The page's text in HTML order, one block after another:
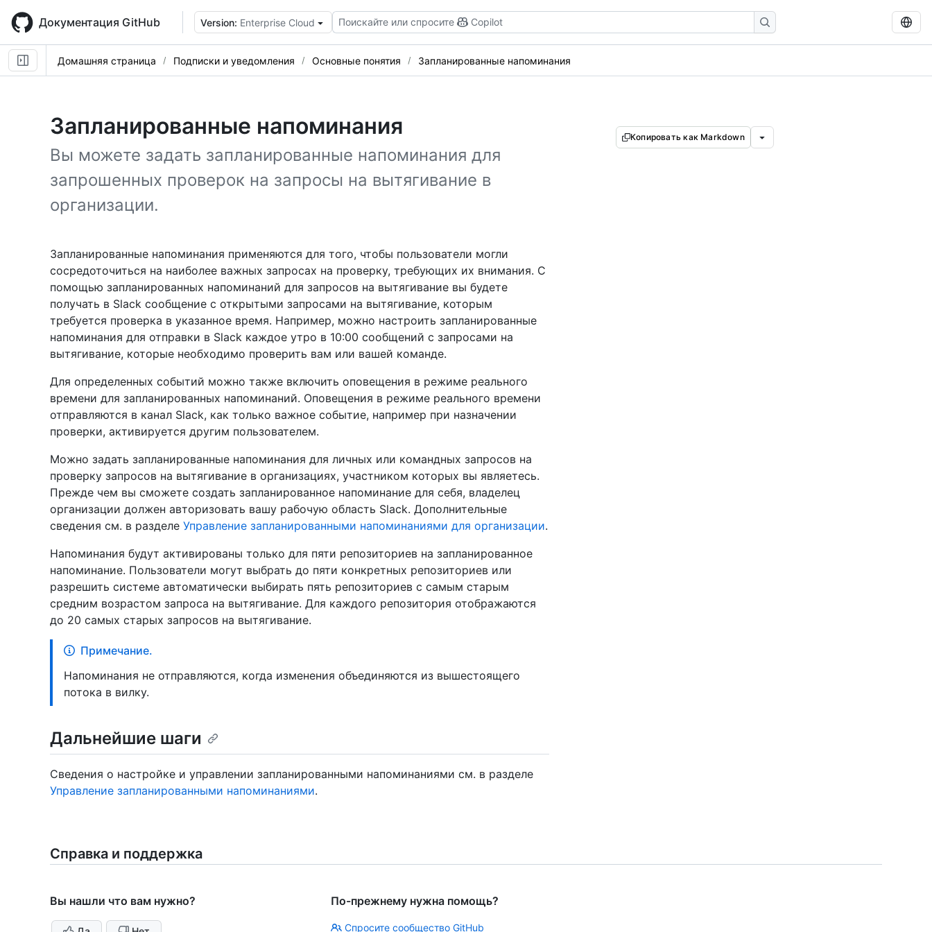
main
content
Документация GitHub Version: Enterprise Cloud Поискайте или спросите Copilot
Домашняя страница Подписки и уведомления Основные понятия Запланированные напоминания
Запланированные напоминания
Вы можете задать запланированные напоминания для
запрошенных проверок на запросы на вытягивание в
организации.
Копировать как Markdown
Запланированные напоминания применяются для того, чтобы пользователи могли
сосредоточиться на наиболее важных запросах на проверку, требующих их внимания. С
помощью запланированных напоминаний для запросов на вытягивание вы будете
получать в Slack сообщение с открытыми запросами на вытягивание, которым
требуется проверка в указанное время. Например, можно настроить запланированные
напоминания для отправки в Slack каждое утро в 10:00 сообщений с запросами на
вытягивание, которые необходимо проверить вам или вашей команде.
Для определенных событий можно также включить оповещения в режиме реального
времени для запланированных напоминаний. Оповещения в режиме реального времени
отправляются в канал Slack, как только важное событие, например при назначении
проверки, активируется другим пользователем.
Можно задать запланированные напоминания для личных или командных запросов на
проверку запросов на вытягивание в организациях, участником которых вы являетесь.
Прежде чем вы сможете создать запланированное напоминание для себя, владелец
организации должен авторизовать вашу рабочую область Slack. Дополнительные
сведения см. в разделе Управление запланированными напоминаниями для организации.
Напоминания будут активированы только для пяти репозиториев на запланированное
напоминание. Пользователи могут выбрать до пяти конкретных репозиториев или
разрешить системе автоматически выбирать пять репозиториев с самым старым
средним возрастом запроса на вытягивание. Для каждого репозитория отображаются
до 20 самых старых запросов на вытягивание.
Примечание.
Напоминания не отправляются, когда изменения объединяются из вышестоящего
потока в вилку.
Дальнейшие шаги
Сведения о настройке и управлении запланированными напоминаниями см. в разделе
Управление запланированными напоминаниями.
Справка и поддержка
Вы нашли что вам нужно? По-прежнему нужна помощь?
Спросите сообщество GitHub